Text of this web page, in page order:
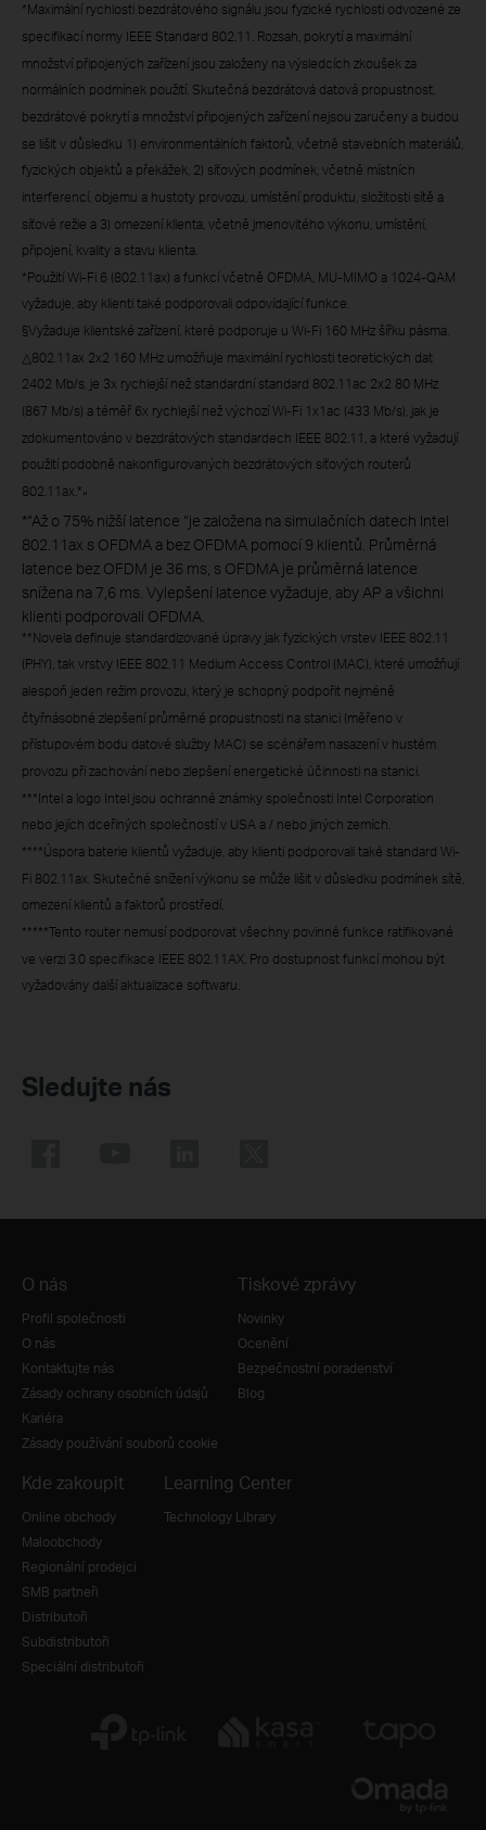
*Maximální rychlosti bezdrátového signálu jsou fyzické rychlosti odvozené ze
specifikací normy IEEE Standard 802.11. Rozsah, pokrytí a maximální
množství připojených zařízení jsou založeny na výsledcích zkoušek za
normálních podmínek použití. Skutečná bezdrátová datová propustnost,
bezdrátové pokrytí a množství připojených zařízení nejsou zaručeny a budou
se lišit v důsledku 1) environmentálních faktorů, včetně stavebních materiálů,
fyzických objektů a překážek, 2) síťových podmínek, včetně místních
interferencí, objemu a hustoty provozu, umístění produktu, složitosti sítě a
síťové režie a 3) omezení klienta, včetně jmenovitého výkonu, umístění,
připojení, kvality a stavu klienta.
*Použití Wi-Fi 6 (802.11ax) a funkcí včetně OFDMA, MU-MIMO a 1024-QAM
vyžaduje, aby klienti také podporovali odpovídající funkce.
§Vyžaduje klientské zařízení, které podporuje u Wi-Fi 160 MHz šířku pásma.
△802.11ax 2x2 160 MHz umožňuje maximální rychlosti teoretických dat
2402 Mb/s, je 3x rychlejší než standardní standard 802.11ac 2x2 80 MHz
(867 Mb/s) a téměř 6x rychlejší než výchozí Wi-Fi 1x1ac (433 Mb/s), jak je
zdokumentováno v bezdrátových standardech IEEE 802.11, a které vyžadují
použití podobně nakonfigurovaných bezdrátových síťových routerů
802.11ax.*“
*“Až o 75% nižší latence “je založena na simulačních datech Intel
802.11ax s OFDMA a bez OFDMA pomocí 9 klientů. Průměrná
latence bez OFDM je 36 ms, s OFDMA je průměrná latence
snížena na 7,6 ms. Vylepšení latence vyžaduje, aby AP a všichni
klienti podporovali OFDMA.
**Novela definuje standardizované úpravy jak fyzických vrstev IEEE 802.11
(PHY), tak vrstvy IEEE 802.11 Medium Access Control (MAC), které umožňují
alespoň jeden režim provozu, který je schopný podpořit nejméně
čtyřnásobné zlepšení průměrné propustnosti na stanici (měřeno v
přístupovém bodu datové služby MAC) se scénářem nasazení v hustém
provozu při zachování nebo zlepšení energetické účinnosti na stanici.
***Intel a logo Intel jsou ochranné známky společnosti Intel Corporation
nebo jejích dceřiných společností v USA a / nebo jiných zemích.
****Úspora baterie klientů vyžaduje, aby klienti podporovali také standard Wi-
Fi 802.11ax. Skutečné snížení výkonu se může lišit v důsledku podmínek sítě,
omezení klientů a faktorů prostředí.
*****Tento router nemusí podporovat všechny povinné funkce ratifikované
ve verzi 3.0 specifikace IEEE 802.11AX. Pro dostupnost funkcí mohou být
vyžadovány další aktualizace softwaru.
Sledujte nás
O nás
Profil společnosti
O nás
Kontaktujte nás
Zásady ochrany osobních údajů
Kariéra
Zásady používání souborů cookie
Tiskové zprávy
Novinky
Ocenění
Bezpečnostní poradenství
Blog
Kde zakoupit
Online obchody
Maloobchody
Regionální prodejci
SMB partneři
Distributoři
Subdistributoři
Speciální distributoři
Learning Center
Technology Library